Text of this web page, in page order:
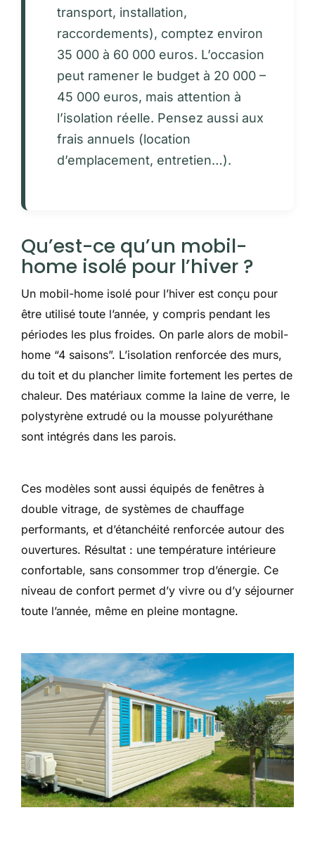
transport, installation,
raccordements), comptez environ
35 000 à 60 000 euros. L’occasion
peut ramener le budget à 20 000 –
45 000 euros, mais attention à
l’isolation réelle. Pensez aussi aux
frais annuels (location
d’emplacement, entretien…).
Qu’est-ce qu’un mobil-
home isolé pour l’hiver ?
Un mobil-home isolé pour l’hiver est conçu pour
être utilisé toute l’année, y compris pendant les
périodes les plus froides. On parle alors de mobil-
home “4 saisons”. L’isolation renforcée des murs,
du toit et du plancher limite fortement les pertes de
chaleur. Des matériaux comme la laine de verre, le
polystyrène extrudé ou la mousse polyuréthane
sont intégrés dans les parois.
Ces modèles sont aussi équipés de fenêtres à
double vitrage, de systèmes de chauffage
performants, et d’étanchéité renforcée autour des
ouvertures. Résultat : une température intérieure
confortable, sans consommer trop d’énergie. Ce
niveau de confort permet d’y vivre ou d’y séjourner
toute l’année, même en pleine montagne.